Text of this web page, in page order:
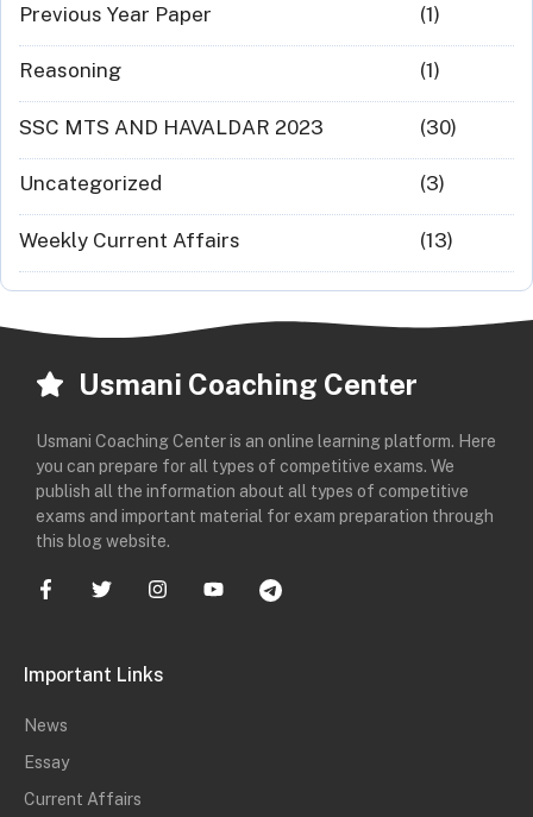
Previous Year Paper (1)
Reasoning (1)
SSC MTS AND HAVALDAR 2023 (30)
Uncategorized (3)
Weekly Current Affairs (13)
Usmani Coaching Center
Usmani Coaching Center is an online learning platform. Here
you can prepare for all types of competitive exams. We
publish all the information about all types of competitive
exams and important material for exam preparation through
this blog website.
Important Links
News
Essay
Current Affairs